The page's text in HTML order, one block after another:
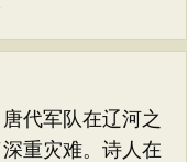
代军队在辽河之
重灾难。诗人在